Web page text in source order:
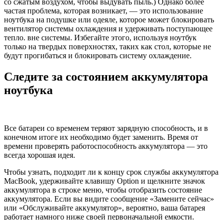
со сжатым воздухом, чтобы выдувать пыль.) Однако более
частая проблема, которая возникает, — это использование
ноутбука на подушке или одеяле, которое может блокировать
вентилятор системы охлаждения и удерживать поступающее
тепло. вне системы. Избегайте этого, используя ноутбук
только на твердых поверхностях, таких как стол, которые не
будут прогибаться и блокировать систему охлаждение.
Следите за состоянием аккумулятора
ноутбука
Все батареи со временем теряют зарядную способность, и в
конечном итоге их необходимо будет заменить. Время от
времени проверять работоспособность аккумулятора — это
всегда хорошая идея.
Чтобы узнать, подходит ли к концу срок службы аккумулятора
MacBook, удерживайте клавишу Option и щелкните значок
аккумулятора в строке меню, чтобы отобразить состояние
аккумулятора. Если вы видите сообщение «Замените сейчас»
или «Обслуживайте аккумулятор», вероятно, ваша батарея
работает намного ниже своей первоначальной емкости.